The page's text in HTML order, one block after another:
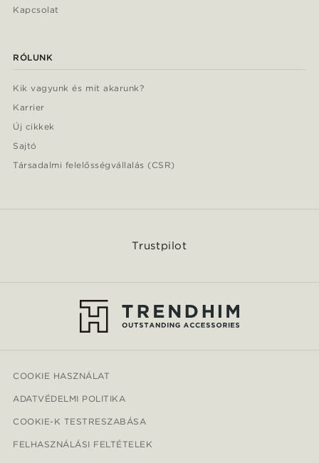
Kapcsolat
RÓLUNK
Kik vagyunk és mit akarunk?
Karrier
Új cikkek
Sajtó
Társadalmi felelősségvállalás (CSR)
Trustpilot
COOKIE HASZNÁLAT
ADATVÉDELMI POLITIKA
COOKIE-K TESTRESZABÁSA
FELHASZNÁLÁSI FELTÉTELEK